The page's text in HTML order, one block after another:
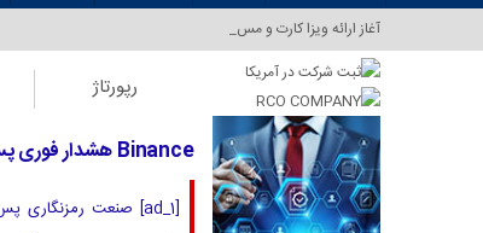
آغاز ارائه ویزا کارت و مستر کارت در ایران ا_
رپورتاژ
Binance هشدار فوری پس از هک زنجیره ای BNB